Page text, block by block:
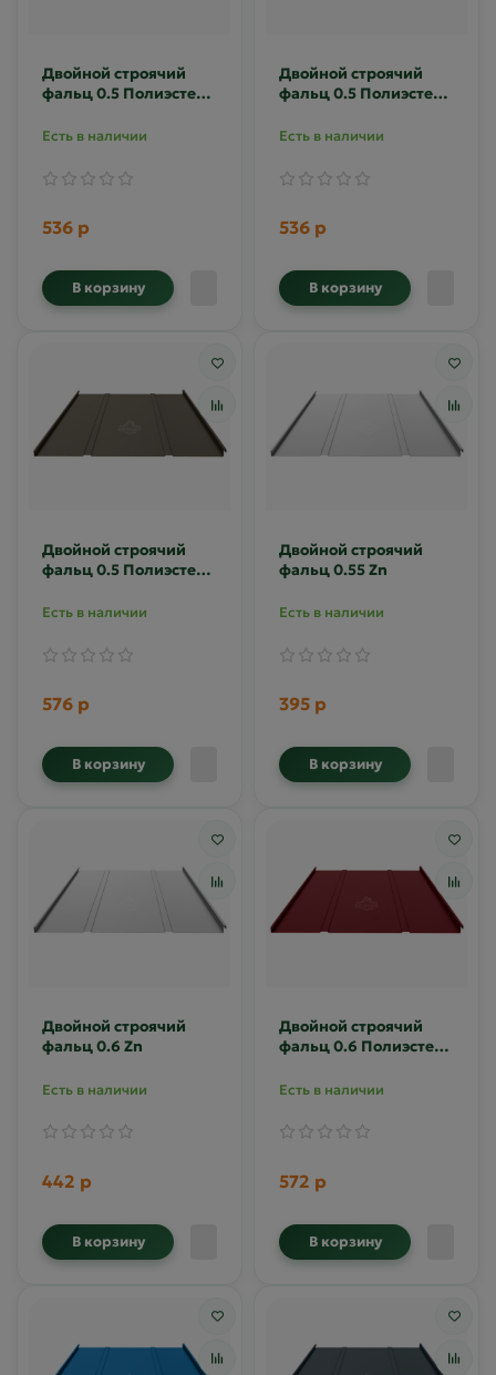
Двойной строячий
фальц 0.5 Полиэстер
7024
Есть в наличии
536 р
В корзину
Двойной строячий
фальц 0.5 Полиэстер
8017
Есть в наличии
536 р
В корзину
Двойной строячий
фальц 0.5 Полиэстер
Есть в наличии
576 р
В корзину
Двойной строячий
фальц 0.55 Zn
Есть в наличии
395 р
В корзину
Двойной строячий
фальц 0.6 Zn
Есть в наличии
442 р
В корзину
Двойной строячий
фальц 0.6 Полиэстер
Есть в наличии
572 р
В корзину